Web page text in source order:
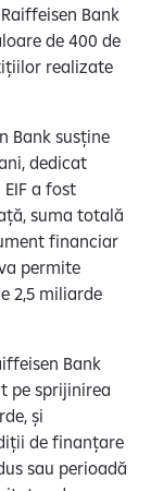
Bank
de 400 de
realizate
Bank susține
dedicat
a fost
suma totală
financiar
permite
2,5 miliarde
Bank
pe sprijinirea
și
de finanțare
sau perioadă